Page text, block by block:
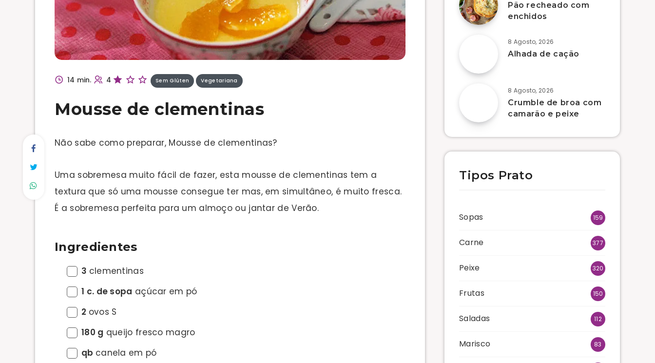
14 min. 4 Sem Glúten Vegetariana
Mousse de clementinas
Não sabe como preparar, Mousse de clementinas?
Uma sobremesa muito fácil de fazer, esta mousse de clementinas tem a
textura que só uma mousse consegue ter mas, em simultâneo, é muito fresca.
É a sobremesa perfeita para um almoço ou jantar de Verão.
Ingredientes
3 clementinas
1 c. de sopa açúcar em pó
2 ovos S
180 g queijo fresco magro
qb canela em pó
Pão recheado com
enchidos
8 Agosto, 2026
Alhada de cação
8 Agosto, 2026
Crumble de broa com
camarão e peixe
Tipos Prato
Sopas 159
Carne 377
Peixe 320
Frutas 150
Saladas 112
Marisco 83